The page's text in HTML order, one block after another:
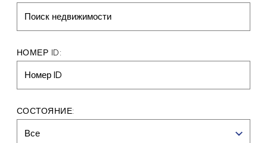
НОМЕР ID:
СОСТОЯНИЕ:
Все